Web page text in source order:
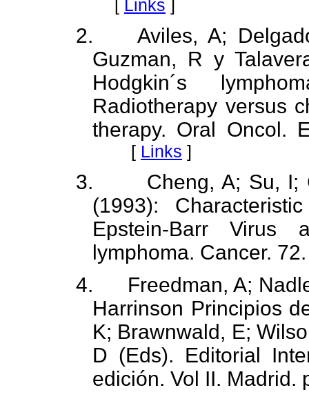
Links
2.
Aviles, A;
Guzman, R y
Hodgkin´s
Radiotherapy versus
therapy. Oral Oncol.
[ Links ]
3.
Cheng, A; Su, I;
(1993):
Epstein-Barr Virus
lymphoma. Cancer.
4.
Freedman, A;
Harrinson Principios
K; Brawnwald, E;
D (Eds). Editorial
edición. Vol II. Madrid.